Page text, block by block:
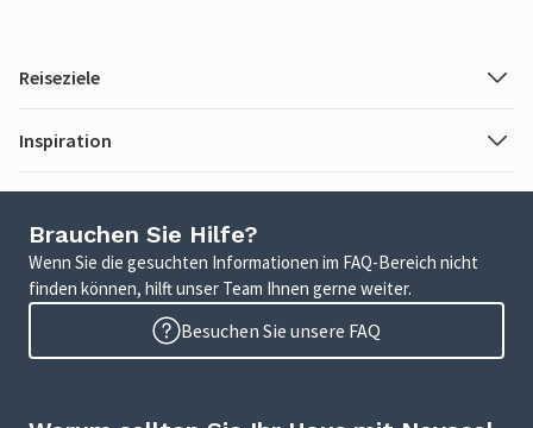
Reiseziele
Inspiration
Brauchen Sie Hilfe?
Wenn Sie die gesuchten Informationen im FAQ-Bereich nicht
finden können, hilft unser Team Ihnen gerne weiter.
Besuchen Sie unsere FAQ